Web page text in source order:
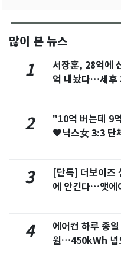
많이 본 뉴스
1
서장훈, 28억에
억 내놨다…세후
2
"10억 버는데 9
♥닉스女 3:3 단
3
[단독] 더보이즈
에 안긴다…앳에
4
에어컨 하루 종
원…450kWh 넘